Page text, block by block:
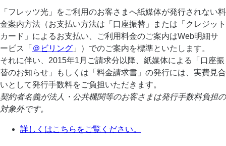
「フレッツ光」をご利用のお客さまへ紙媒体が発行されない料
金案内方法（お支払い方法は「口座振替」または「クレジット
カード」によるお支払い、ご利用料金のご案内はWeb明細サ
ービス「 ＠ビリング 」）でのご案内を標準といたします。
それに伴い、2015年1月ご請求分以降、紙媒体による「口座振
替のお知らせ」もしくは「料金請求書」の発行には、実費見合
いとして発行手数料をご負担いただきます。
契約者名義が法人・公共機関等のお客さまは発行手数料負担の
対象外です。
詳しくはこちらをご覧ください。